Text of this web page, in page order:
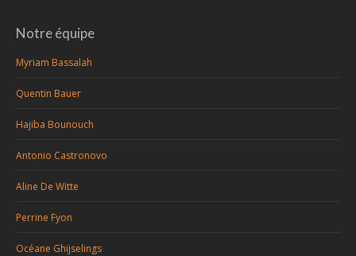
Notre équipe
Myriam Bassalah
Quentin Bauer
Hajiba Bounouch
Antonio Castronovo
Aline De Witte
Perrine Fyon
Océane Ghijselings